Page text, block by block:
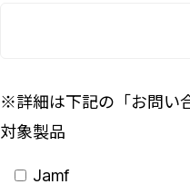
※詳細は下記の「お問い
対象製品
Jamf